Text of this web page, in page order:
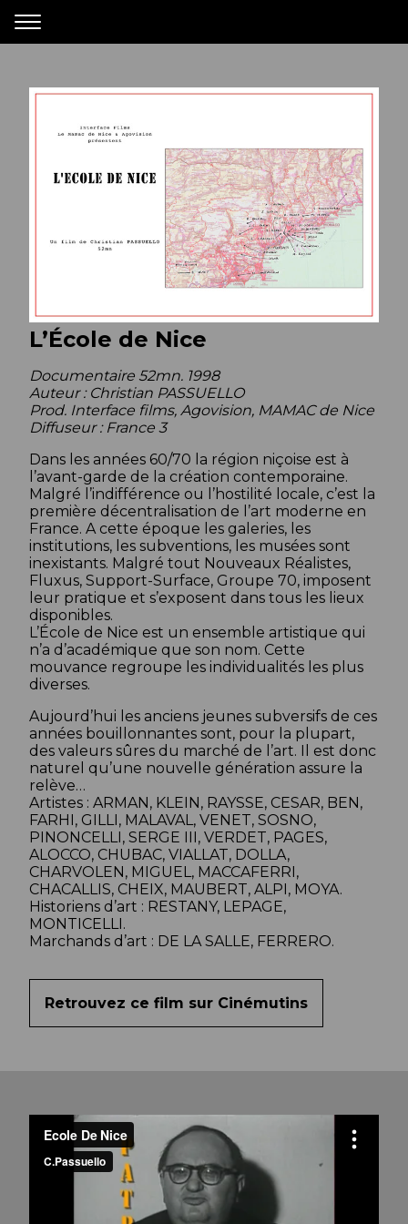
L’École de Nice
Documentaire 52mn. 1998
Auteur : Christian PASSUELLO
Prod. Interface films, Agovision, MAMAC de Nice
Diffuseur : France 3
Dans les années 60/70 la région niçoise est à
l’avant-garde de la création contemporaine.
Malgré l’indifférence ou l’hostilité locale, c’est la
première décentralisation de l’art moderne en
France. A cette époque les galeries, les
institutions, les subventions, les musées sont
inexistants. Malgré tout Nouveaux Réalistes,
Fluxus, Support-Surface, Groupe 70, imposent
leur pratique et s’exposent dans tous les lieux
disponibles.
L’École de Nice est un ensemble artistique qui
n’a d’académique que son nom. Cette
mouvance regroupe les individualités les plus
diverses.
Aujourd’hui les anciens jeunes subversifs de ces
années bouillonnantes sont, pour la plupart,
des valeurs sûres du marché de l’art. Il est donc
naturel qu’une nouvelle génération assure la
relève…
Artistes : ARMAN, KLEIN, RAYSSE, CESAR, BEN,
FARHI, GILLI, MALAVAL, VENET, SOSNO,
PINONCELLI, SERGE III, VERDET, PAGES,
ALOCCO, CHUBAC, VIALLAT, DOLLA,
CHARVOLEN, MIGUEL, MACCAFERRI,
CHACALLIS, CHEIX, MAUBERT, ALPI, MOYA.
Historiens d’art : RESTANY, LEPAGE,
MONTICELLI.
Marchands d’art : DE LA SALLE, FERRERO.
Retrouvez ce film sur Cinémutins